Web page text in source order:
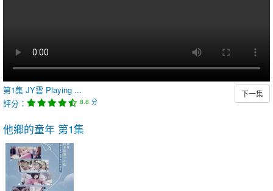
第1集 JY雲 Playing ...
評分：
8.8 分
下一集
他鄉的童年 第1集